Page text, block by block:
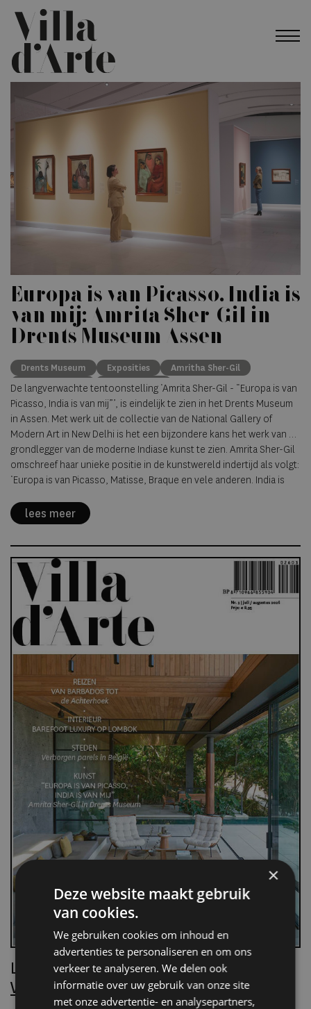
Europa is van Picasso, India is
van mij: Amrita Sher-Gil in
Drents Museum Assen
Drents Museum Exposities
Amritha Sher-Gil
moderne kunst
Indiase kunst
De langverwachte tentoonstelling ‘Amrita Sher-Gil - “Europa is van
Picasso, India is van mij”’, is eindelijk te zien in het Drents Museum
in Assen. Met werk uit de collectie van de National Gallery of
Modern Art in New Delhi is het een bijzondere kans het werk van de
grondlegger van de moderne Indiase kunst te zien. Amrita Sher-Gil
omschreef haar unieke positie in de kunstwereld indertijd als volgt:
‘Europa is van Picasso, Matisse, Braque en vele anderen. India is
lees meer
Lees Villa d’Arte!
Word nu abonnee.
×
Deze website maakt gebruik
van cookies.
We gebruiken cookies om inhoud en
advertenties te personaliseren en om ons
verkeer te analyseren. We delen ook
informatie over uw gebruik van onze site
met onze advertentie- en analysepartners,